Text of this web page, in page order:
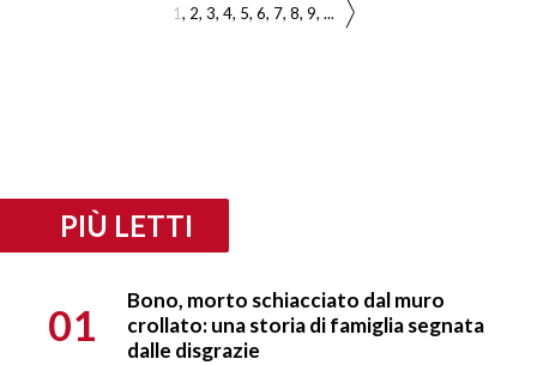
1 2 3 4 5 6 7 8 9 ...
PIÙ LETTI
01
Bono, morto schiacciato dal muro
crollato: una storia di famiglia segnata
dalle disgrazie